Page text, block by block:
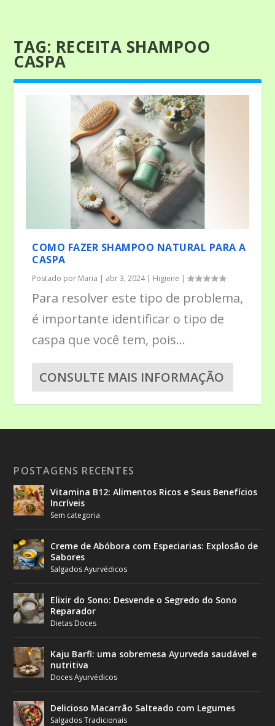
TAG: RECEITA SHAMPOO
CASPA
COMO FAZER SHAMPOO NATURAL PARA A
CASPA
Postado por Maria | abr 3, 2024| Higiene |
Para resolver este tipo de problema,
é importante identificar o tipo de
caspa que você tem, pois...
CONSULTE MAIS INFORMAÇÃO
POSTAGENS RECENTES
Vitamina B12: Alimentos Ricos e Seus Benefícios
Incríveis
Sem categoria
Creme de Abóbora com Especiarias: Explosão de
Sabores
Salgados Ayurvédicos
Elixir do Sono: Desvende o Segredo do Sono
Reparador
Dietas Doces
Kaju Barfi: uma sobremesa Ayurveda saudável e
nutritiva
Doces Ayurvédicos
Delicioso Macarrão Salteado com Legumes
Salgados Tradicionais